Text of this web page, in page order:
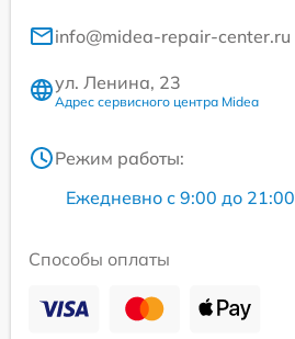
info@midea-repair-center.ru
ул. Ленина, 23
Адрес сервисного центра Midea
Режим работы:
Ежедневно с 9:00 до 21:00
Способы оплаты